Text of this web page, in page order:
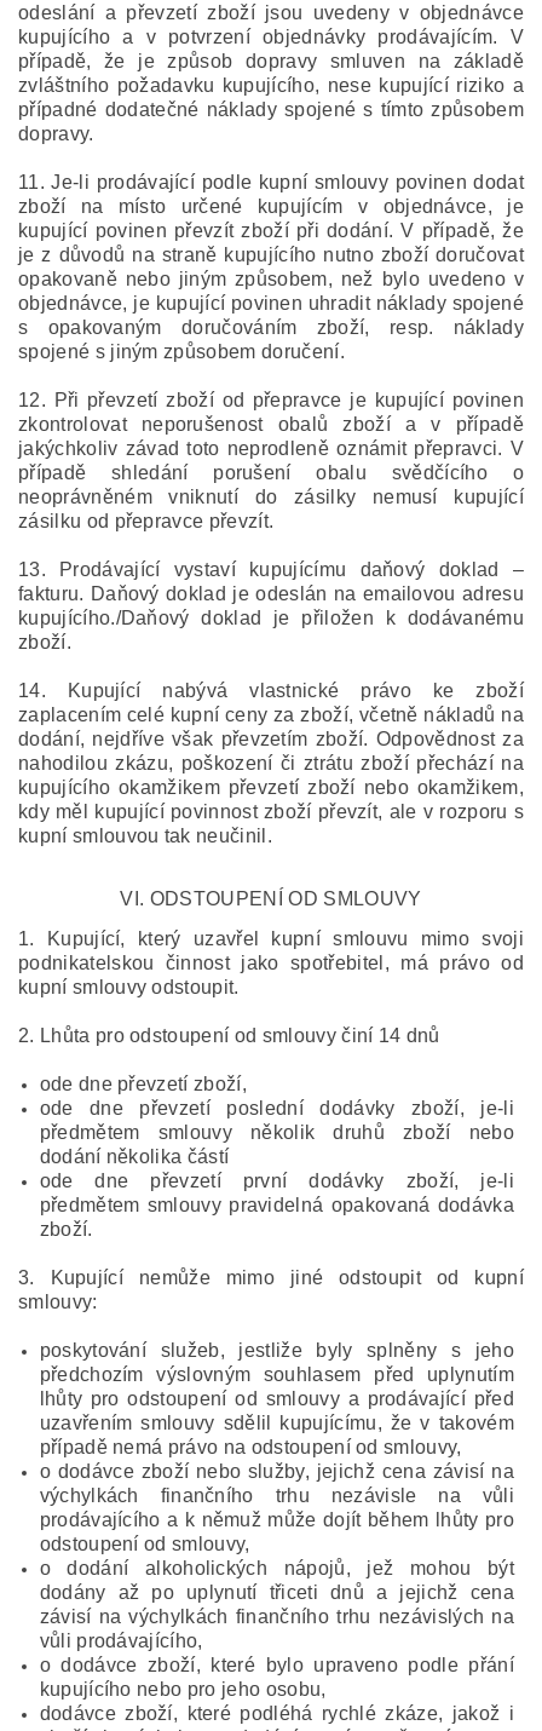
odeslání a převzetí zboží jsou uvedeny v objednávce
kupujícího a v potvrzení objednávky prodávajícím. V
případě, že je způsob dopravy smluven na základě
zvláštního požadavku kupujícího, nese kupující riziko a
případné dodatečné náklady spojené s tímto způsobem
dopravy.
11. Je-li prodávající podle kupní smlouvy povinen dodat
zboží na místo určené kupujícím v objednávce, je
kupující povinen převzít zboží při dodání. V případě, že
je z důvodů na straně kupujícího nutno zboží doručovat
opakovaně nebo jiným způsobem, než bylo uvedeno v
objednávce, je kupující povinen uhradit náklady spojené
s opakovaným doručováním zboží, resp. náklady
spojené s jiným způsobem doručení.
12. Při převzetí zboží od přepravce je kupující povinen
zkontrolovat neporušenost obalů zboží a v případě
jakýchkoliv závad toto neprodleně oznámit přepravci. V
případě shledání porušení obalu svědčícího o
neoprávněném vniknutí do zásilky nemusí kupující
zásilku od přepravce převzít.
13. Prodávající vystaví kupujícímu daňový doklad –
fakturu. Daňový doklad je odeslán na emailovou adresu
kupujícího./Daňový doklad je přiložen k dodávanému
zboží.
14. Kupující nabývá vlastnické právo ke zboží
zaplacením celé kupní ceny za zboží, včetně nákladů na
dodání, nejdříve však převzetím zboží. Odpovědnost za
nahodilou zkázu, poškození či ztrátu zboží přechází na
kupujícího okamžikem převzetí zboží nebo okamžikem,
kdy měl kupující povinnost zboží převzít, ale v rozporu s
kupní smlouvou tak neučinil.
VI. ODSTOUPENÍ OD SMLOUVY
1. Kupující, který uzavřel kupní smlouvu mimo svoji
podnikatelskou činnost jako spotřebitel, má právo od
kupní smlouvy odstoupit.
2. Lhůta pro odstoupení od smlouvy činí 14 dnů
ode dne převzetí zboží,
ode dne převzetí poslední dodávky zboží, je-li
předmětem smlouvy několik druhů zboží nebo
dodání několika částí
ode dne převzetí první dodávky zboží, je-li
předmětem smlouvy pravidelná opakovaná dodávka
zboží.
3. Kupující nemůže mimo jiné odstoupit od kupní
smlouvy:
poskytování služeb, jestliže byly splněny s jeho
předchozím výslovným souhlasem před uplynutím
lhůty pro odstoupení od smlouvy a prodávající před
uzavřením smlouvy sdělil kupujícímu, že v takovém
případě nemá právo na odstoupení od smlouvy,
o dodávce zboží nebo služby, jejichž cena závisí na
výchylkách finančního trhu nezávisle na vůli
prodávajícího a k němuž může dojít během lhůty pro
odstoupení od smlouvy,
o dodání alkoholických nápojů, jež mohou být
dodány až po uplynutí třiceti dnů a jejichž cena
závisí na výchylkách finančního trhu nezávislých na
vůli prodávajícího,
o dodávce zboží, které bylo upraveno podle přání
kupujícího nebo pro jeho osobu,
dodávce zboží, které podléhá rychlé zkáze, jakož i